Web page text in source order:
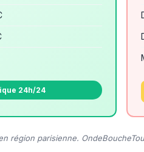
24h/24
région parisienne.